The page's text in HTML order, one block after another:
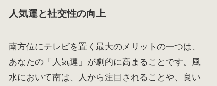
人気運と社交性の向上
南方位にテレビを置く最大のメリットの一つは、
あなたの「人気運」が劇的に高まることです。風
水において南は、人から注目されることや、良い